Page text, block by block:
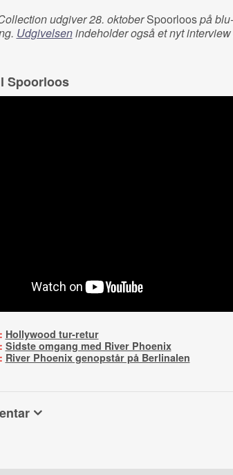
udgiver 28. oktoberSpoorloospå
Udgivelsenindeholder også et nyt
Spoorloos
Hollywood tur-retur
Sidste omgang med River Phoenix
River Phoenix genopstår på Berlinalen